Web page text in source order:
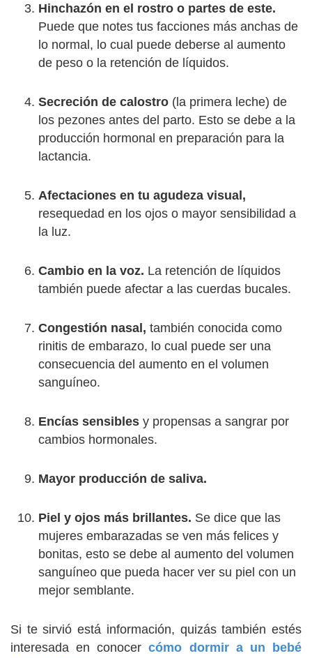
Hinchazón en el rostro o partes de este.
Puede que notes tus facciones más anchas de
lo normal, lo cual puede deberse al aumento
de peso o la retención de líquidos.
Secreción de calostro (la primera leche) de
los pezones antes del parto. Esto se debe a la
producción hormonal en preparación para la
lactancia.
Afectaciones en tu agudeza visual,
resequedad en los ojos o mayor sensibilidad a
la luz.
Cambio en la voz. La retención de líquidos
también puede afectar a las cuerdas bucales.
Congestión nasal, también conocida como
rinitis de embarazo, lo cual puede ser una
consecuencia del aumento en el volumen
sanguíneo.
Encías sensibles y propensas a sangrar por
cambios hormonales.
Mayor producción de saliva.
Piel y ojos más brillantes. Se dice que las
mujeres embarazadas se ven más felices y
bonitas, esto se debe al aumento del volumen
sanguíneo que pueda hacer ver su piel con un
mejor semblante.
Si te sirvió está información, quizás también estés
interesada en conocercómo dormir a un bebé